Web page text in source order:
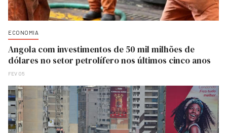
ECONOMIA
Angola com investimentos de 50 mil milhões de
dólares no setor petrolífero nos últimos cinco anos
FEV 05